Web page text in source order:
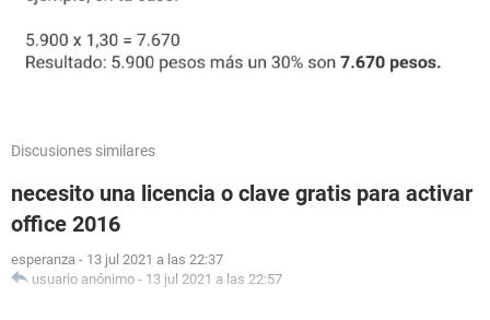
Discusiones similares
necesito una licencia o clave gratis para activar
office 2016
esperanza - 13 jul 2021 a las 22:37
usuario anónimo - 13 jul 2021 a las 22:57